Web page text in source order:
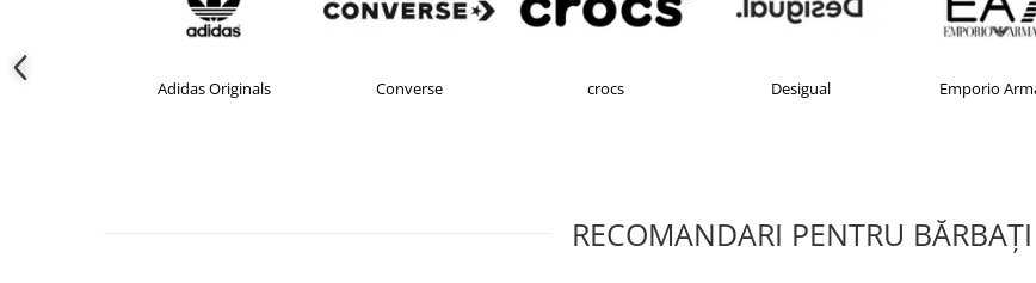
Adidas Originals Converse crocs Desigual Emporio Armani
RECOMANDARI PENTRU BĂRBAŢI